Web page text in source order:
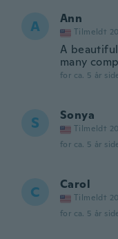
A Ann
Tilmeldt
A
many
for ca. 5 år
S Sonya
Tilmeldt
for ca. 5 år
C Carol
Tilmeldt
for ca. 5 år